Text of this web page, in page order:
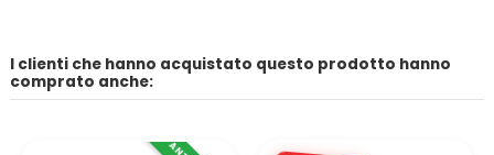
I clienti che hanno acquistato questo prodotto hanno
comprato anche: